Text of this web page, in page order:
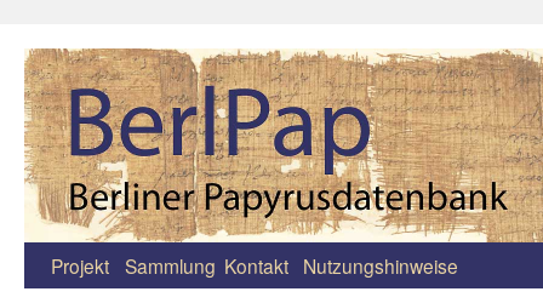
Zum
Projekt Sammlung Kontakt Nutzungshinweise